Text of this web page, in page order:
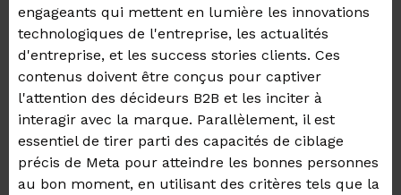
engageants qui mettent en lumière les innovations
technologiques de l'entreprise, les actualités
d'entreprise, et les success stories clients. Ces
contenus doivent être conçus pour captiver
l'attention des décideurs B2B et les inciter à
interagir avec la marque. Parallèlement, il est
essentiel de tirer parti des capacités de ciblage
précis de Meta pour atteindre les bonnes personnes
au bon moment, en utilisant des critères tels que la